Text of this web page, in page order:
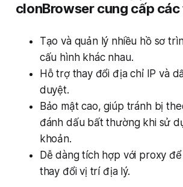
clonBrowser cung cấp các
Tạo và quản lý nhiều hồ sơ
cấu hình khác nhau.
Hỗ trợ thay đổi địa chỉ IP và
duyệt.
Bảo mật cao, giúp tránh bị
đánh dấu bất thường khi sử
khoản.
Dễ dàng tích hợp với proxy
thay đổi vị trí địa lý.